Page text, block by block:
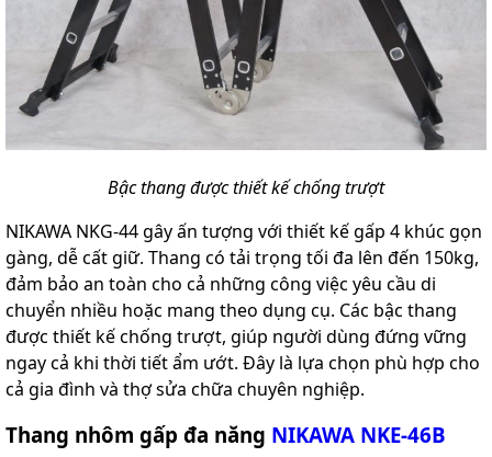
Bậc thang được thiết kế chống trượt
NIKAWA NKG-44 gây ấn tượng với thiết kế gấp 4 khúc gọn
gàng, dễ cất giữ. Thang có tải trọng tối đa lên đến 150kg,
đảm bảo an toàn cho cả những công việc yêu cầu di
chuyển nhiều hoặc mang theo dụng cụ. Các bậc thang
được thiết kế chống trượt, giúp người dùng đứng vững
ngay cả khi thời tiết ẩm ướt. Đây là lựa chọn phù hợp cho
cả gia đình và thợ sửa chữa chuyên nghiệp.
Thang nhôm gấp đa năng NIKAWA NKE-46B